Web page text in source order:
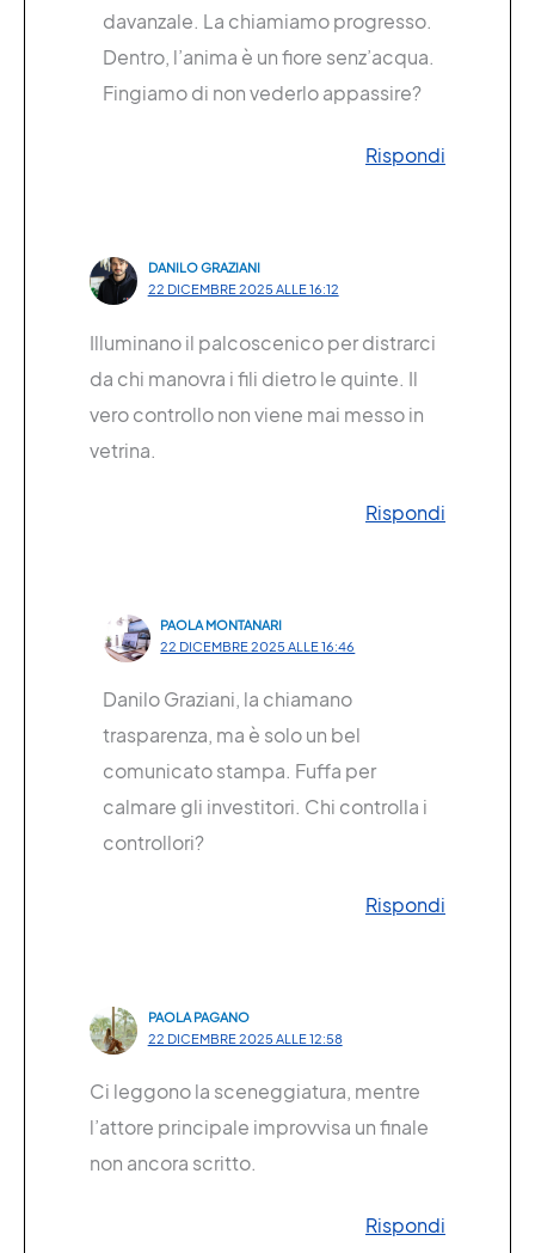
davanzale. La chiamiamo progresso.
Dentro, l’anima è un fiore senz’acqua.
Fingiamo di non vederlo appassire?
Rispondi
DANILO GRAZIANI
22 DICEMBRE 2025 ALLE 16:12
Illuminano il palcoscenico per distrarci
da chi manovra i fili dietro le quinte. Il
vero controllo non viene mai messo in
vetrina.
Rispondi
PAOLA MONTANARI
22 DICEMBRE 2025 ALLE 16:46
Danilo Graziani, la chiamano
trasparenza, ma è solo un bel
comunicato stampa. Fuffa per
calmare gli investitori. Chi controlla i
controllori?
Rispondi
PAOLA PAGANO
22 DICEMBRE 2025 ALLE 12:58
Ci leggono la sceneggiatura, mentre
l’attore principale improvvisa un finale
non ancora scritto.
Rispondi